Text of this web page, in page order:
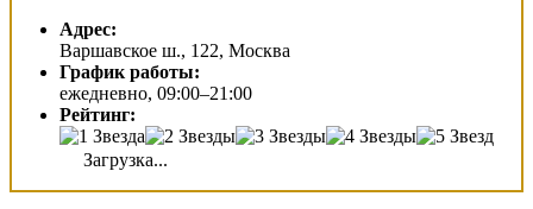
Адрес:
Варшавское ш., 122, Москва
График работы:
ежедневно, 09:00–21:00
Рейтинг:
Загрузка...